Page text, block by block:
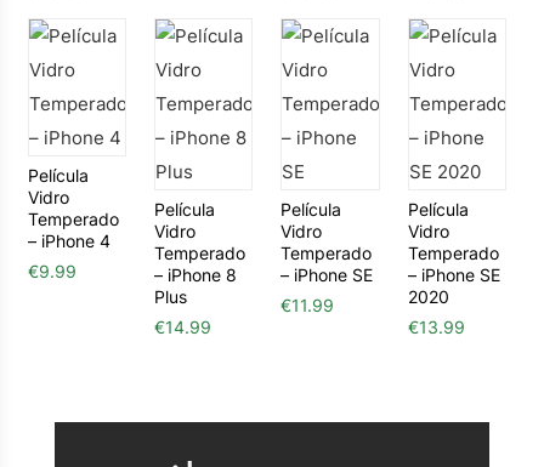
Película
Vidro
Temperado
– iPhone 4
€9.99
Película
Vidro
Temperado
– iPhone 8
Plus
€14.99
Película
Vidro
Temperado
– iPhone SE
€11.99
Película
Vidro
Temperado
– iPhone SE
2020
€13.99